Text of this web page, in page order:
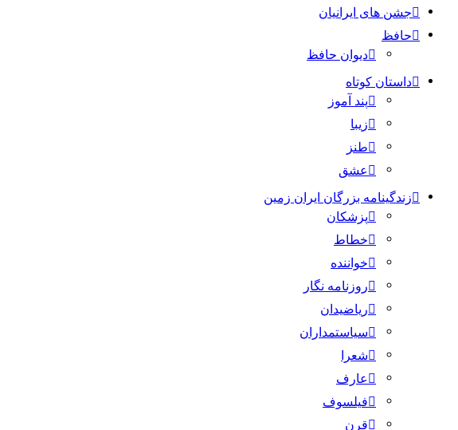
جشن های ایرانیان
حافظ
دیوان حافظ
داستان کوتاه
پند آموز
زیبا
طنز
عشق
زندگینامه بزرگان ایران زمین
پزشکان
خطاط
خواننده
روزنامه نگار
ریاضیدان
سیاستمداران
شعرا
عارف
فیلسوف
قرن